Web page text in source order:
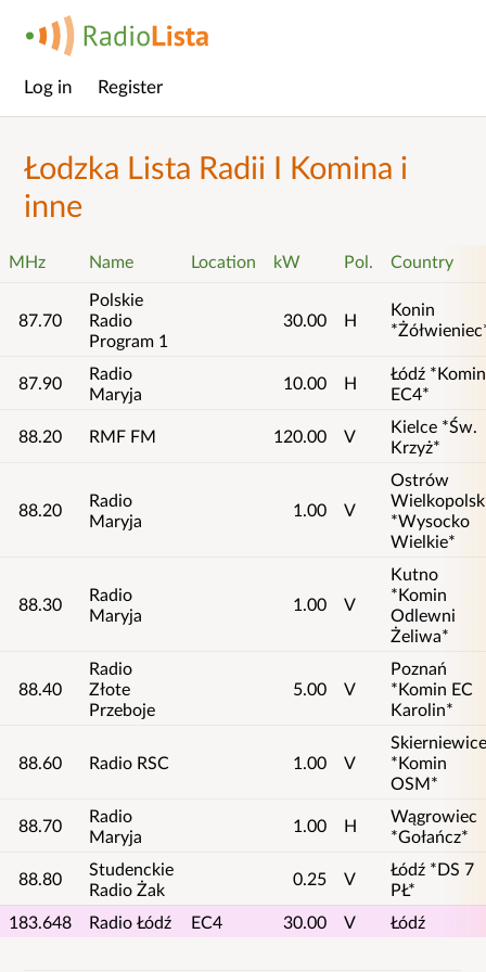
Main
Log in Register
Łodzka Lista Radii I Komina i
inne
MHz Name Location kW Pol. Country
87.70
Polskie
Radio
Program 1
30.00 H
Konin
87.90
Radio
Maryja
10.00 H
Łódź *Komin
EC4*
88.20 RMF FM 120.00 V
Kielce *Św.
Krzyż*
88.20
Radio
Maryja
1.00 V
Ostrów
*Wysocko
Wielkie*
88.30
Radio
Maryja
1.00 V
Kutno
*Komin
Odlewni
Żeliwa*
88.40
Radio
Złote
Przeboje
5.00 V
Poznań
*Komin EC
Karolin*
88.60 Radio RSC 1.00 V
Skierniewice
*Komin
OSM*
88.70
Radio
Maryja
1.00 H
Wągrowiec
*Gołańcz*
88.80
Studenckie
Radio Żak
0.25 V
Łódź *DS 7
PŁ*
183.648
Radio Łódź EC4 30.00 V Łódź